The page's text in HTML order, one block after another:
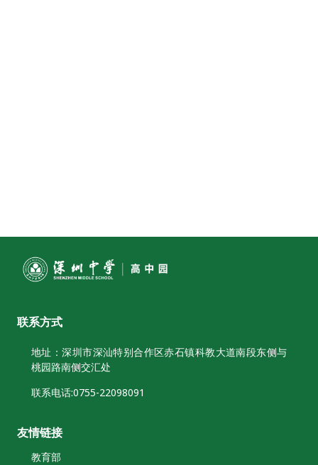
联系方式
地址：深圳市深汕特别合作区赤石镇科教大道南段东侧与
桃园路南侧交汇处
联系电话:0755-22098091
友情链接
教育部